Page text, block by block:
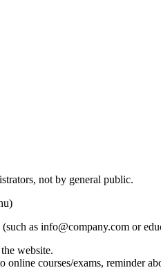
not by general public.
as info@company.com or
website.
courses/exams, reminder